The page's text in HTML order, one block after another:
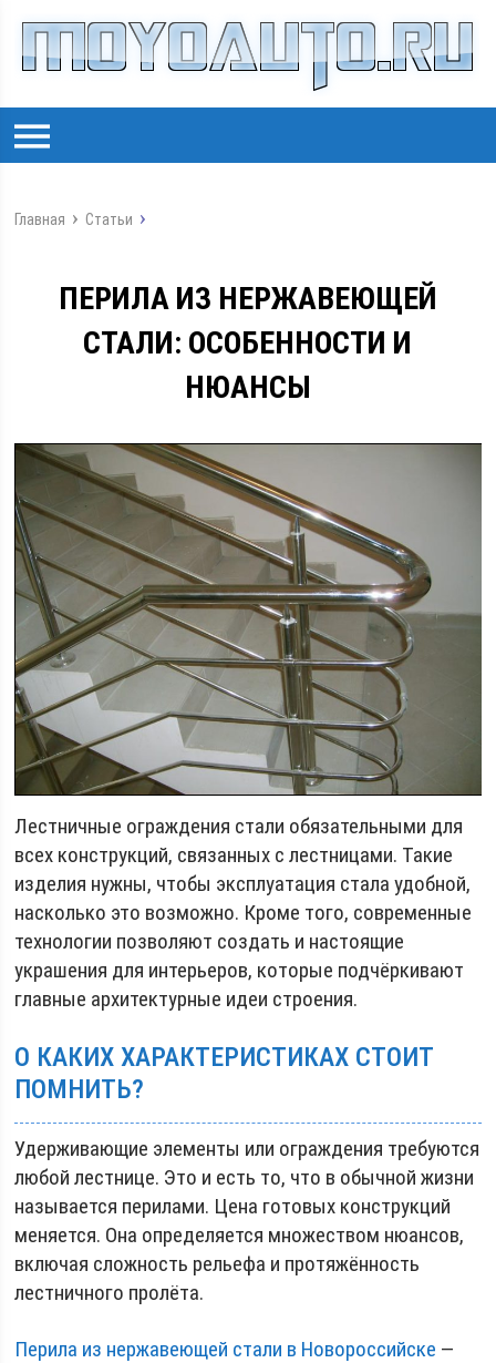
Главная Статьи
ПЕРИЛА ИЗ НЕРЖАВЕЮЩЕЙ
СТАЛИ: ОСОБЕННОСТИ И
НЮАНСЫ
Лестничные ограждения стали обязательными для
всех конструкций, связанных с лестницами. Такие
изделия нужны, чтобы эксплуатация стала удобной,
насколько это возможно. Кроме того, современные
технологии позволяют создать и настоящие
украшения для интерьеров, которые подчёркивают
главные архитектурные идеи строения.
О КАКИХ ХАРАКТЕРИСТИКАХ СТОИТ
ПОМНИТЬ?
Удерживающие элементы или ограждения требуются
любой лестнице. Это и есть то, что в обычной жизни
называется перилами. Цена готовых конструкций
меняется. Она определяется множеством нюансов,
включая сложность рельефа и протяжённость
лестничного пролёта.
Перила из нержавеющей стали в Новороссийске —